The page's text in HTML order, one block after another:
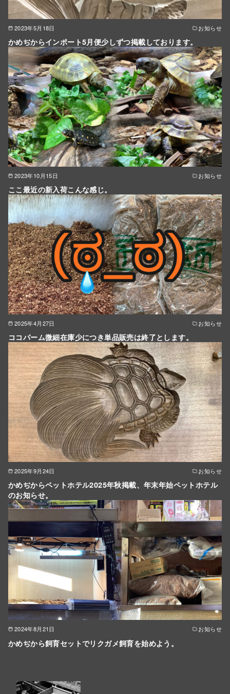
2023年5月18日 お知らせ
かめぢからインポート5月便少しずつ掲載しております。
2023年10月15日 お知らせ
ここ最近の新入荷こんな感じ。
2025年4月27日 お知らせ
ココパーム微細在庫少につき単品販売は終了とします。
2025年9月24日 お知らせ
かめぢからペットホテル2025年秋掲載、年末年始ペットホテル
のお知らせ。
2024年8月21日 お知らせ
かめぢから飼育セットでリクガメ飼育を始めよう。